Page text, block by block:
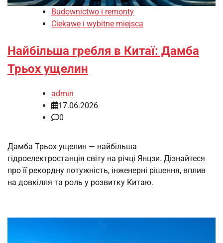
Budownictwo i remonty
Ciekawe i wybitne miejsca
Найбільша гребля в Китаї: Дамба
Трьох ущелин
admin
17.06.2026
0
Дамба Трьох ущелин — найбільша
гідроелектростанція світу на річці Янцзи. Дізнайтеся
про її рекордну потужність, інженерні рішення, вплив
на довкілля та роль у розвитку Китаю.